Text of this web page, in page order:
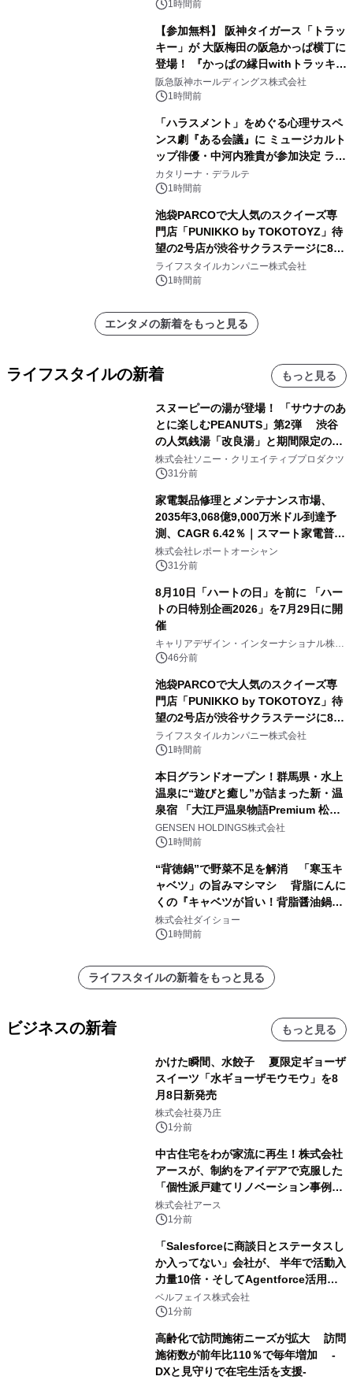
1時間前
【参加無料】 阪神タイガース「トラッ
キー」が 大阪梅田の阪急かっぱ横丁に
登場！ 『かっぱの縁日withトラッキ
ー』
阪急阪神ホールディングス株式会社
1時間前
「ハラスメント」をめぐる心理サスペ
ンス劇『ある会議』に ミュージカルト
ップ俳優・中河内雅貴が参加決定 ラテ
ン・ジャズ界で活躍するSAYAKAが生
演奏で参加も！
カタリーナ・デラルテ
1時間前
池袋PARCOで大人気のスクイーズ専
門店「PUNIKKO by TOKOTOYZ」待
望の2号店が渋谷サクラステージに8月
21日オープン！
ライフスタイルカンパニー株式会社
1時間前
エンタメの新着をもっと見る
ライフスタイルの新着 もっと見る
スヌーピーの湯が登場！ 「サウナのあ
とに楽しむPEANUTS」第2弾 渋谷
の人気銭湯「改良湯」と期間限定のコ
ラボレーション サウナイキタイコラ
ボグッズも発売決定！
株式会社ソニー・クリエイティブプロダクツ
31分前
家電製品修理とメンテナンス市場、
2035年3,068億9,000万米ドル到達予
測、CAGR 6.42％｜スマート家電普
及・循環型経済・メンテナンス需要拡
大が成長を加速
株式会社レポートオーシャン
31分前
8月10日「ハートの日」を前に 「ハー
トの日特別企画2026」を7月29日に開
催
キャリアデザイン・インターナショナル株式
会社46分前
池袋PARCOで大人気のスクイーズ専
門店「PUNIKKO by TOKOTOYZ」待
望の2号店が渋谷サクラステージに8月
21日オープン！
ライフスタイルカンパニー株式会社
1時間前
本日グランドオープン！群馬県・水上
温泉に“遊びと癒し”が詰まった新・温
泉宿 「大江戸温泉物語Premium 松乃
井」が誕生
GENSEN HOLDINGS株式会社
1時間前
“背徳鍋”で野菜不足を解消 「寒玉キ
ャベツ」の旨みマシマシ 背脂にんに
くの『キャベツが旨い！背脂醤油鍋ス
ープ』発売
株式会社ダイショー
1時間前
ライフスタイルの新着をもっと見る
ビジネスの新着 もっと見る
かけた瞬間、水餃子 夏限定ギョーザ
スイーツ「水ギョーザモウモウ」を8
月8日新発売
株式会社葵乃庄
1分前
中古住宅をわが家流に再生！株式会社
アースが、制約をアイデアで克服した
「個性派戸建てリノベーション事例5
選」を公開
株式会社アース
1分前
「Salesforceに商談日とステータスし
か入ってない」会社が、 半年で活動入
力量10倍・そしてAgentforce活用へ
── 敷島住宅×bellSalesAI事例公開
ベルフェイス株式会社
1分前
高齢化で訪問施術ニーズが拡大 訪問
施術数が前年比110％で毎年増加 -
DXと見守りで在宅生活を支援-